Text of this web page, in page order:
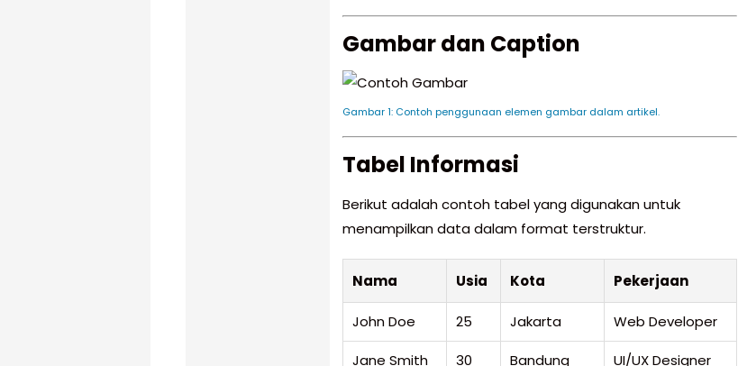
Gambar dan Caption
Gambar 1: Contoh penggunaan elemen gambar dalam artikel.
Tabel Informasi
Berikut adalah contoh tabel yang digunakan untuk
menampilkan data dalam format terstruktur.
Nama Usia Kota Pekerjaan
John Doe 25 Jakarta Web Developer
Jane Smith 30 Bandung UI/UX Designer